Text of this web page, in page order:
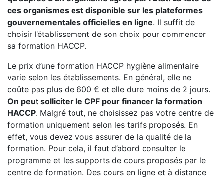
ces organismes est disponible sur les plateformes
gouvernementales officielles en ligne. Il suffit de
choisir l’établissement de son choix pour commencer
sa formation HACCP.
Le prix d’une formation HACCP hygiène alimentaire
varie selon les établissements. En général, elle ne
coûte pas plus de 600 € et elle dure moins de 2 jours.
On peut solliciter le CPF pour financer la formation
HACCP. Malgré tout, ne choisissez pas votre centre de
formation uniquement selon les tarifs proposés. En
effet, vous devez vous assurer de la qualité de la
formation. Pour cela, il faut d’abord consulter le
programme et les supports de cours proposés par le
centre de formation. Des cours en ligne et à distance